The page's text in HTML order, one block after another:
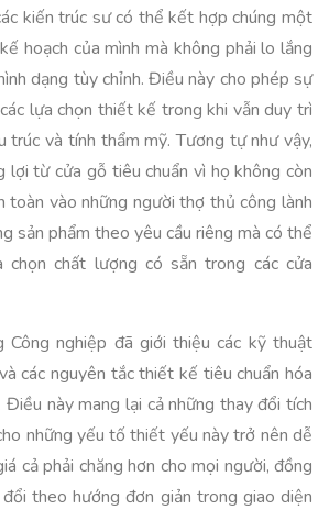
kiến trúc sư có thể kết hợp chúng một
hoạch của mình mà không phải lo lắng
dạng tùy chỉnh. Điều này cho phép sự
lựa chọn thiết kế trong khi vẫn duy trì
trúc và tính thẩm mỹ. Tương tự như vậy,
lợi từ cửa gỗ tiêu chuẩn vì họ không còn
toàn vào những người thợ thủ công lành
sản phẩm theo yêu cầu riêng mà có thể
chất lượng có sẵn trong các cửa
Công nghiệp đã giới thiệu các kỹ thuật
các nguyên tắc thiết kế tiêu chuẩn hóa
này mang lại cả những thay đổi tích
những yếu tố thiết yếu này trở nên dễ
cả phải chăng hơn cho mọi người, đồng
theo hướng đơn giản trong giao diện